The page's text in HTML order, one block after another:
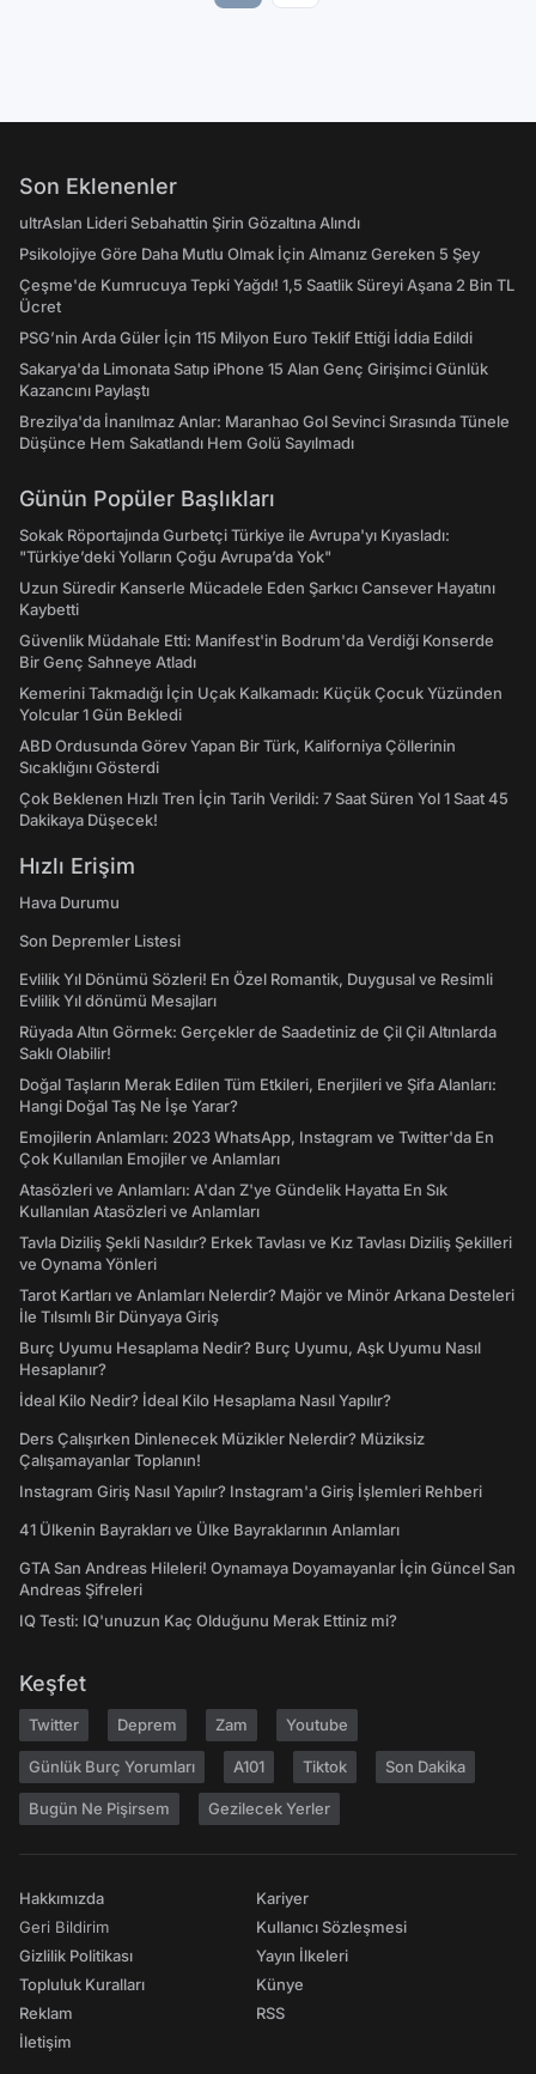
Son Eklenenler
ultrAslan Lideri Sebahattin Şirin Gözaltına Alındı
Psikolojiye Göre Daha Mutlu Olmak İçin Almanız Gereken 5 Şey
Çeşme'de Kumrucuya Tepki Yağdı! 1,5 Saatlik Süreyi Aşana 2 Bin TL
Ücret
PSG’nin Arda Güler İçin 115 Milyon Euro Teklif Ettiği İddia Edildi
Sakarya'da Limonata Satıp iPhone 15 Alan Genç Girişimci Günlük
Kazancını Paylaştı
Brezilya'da İnanılmaz Anlar: Maranhao Gol Sevinci Sırasında Tünele
Düşünce Hem Sakatlandı Hem Golü Sayılmadı
Günün Popüler Başlıkları
Sokak Röportajında Gurbetçi Türkiye ile Avrupa'yı Kıyasladı:
"Türkiye’deki Yolların Çoğu Avrupa’da Yok"
Uzun Süredir Kanserle Mücadele Eden Şarkıcı Cansever Hayatını
Kaybetti
Güvenlik Müdahale Etti: Manifest'in Bodrum'da Verdiği Konserde
Bir Genç Sahneye Atladı
Kemerini Takmadığı İçin Uçak Kalkamadı: Küçük Çocuk Yüzünden
Yolcular 1 Gün Bekledi
ABD Ordusunda Görev Yapan Bir Türk, Kaliforniya Çöllerinin
Sıcaklığını Gösterdi
Çok Beklenen Hızlı Tren İçin Tarih Verildi: 7 Saat Süren Yol 1 Saat 45
Dakikaya Düşecek!
Hızlı Erişim
Hava Durumu
Son Depremler Listesi
Evlilik Yıl Dönümü Sözleri! En Özel Romantik, Duygusal ve Resimli
Evlilik Yıl dönümü Mesajları
Rüyada Altın Görmek: Gerçekler de Saadetiniz de Çil Çil Altınlarda
Saklı Olabilir!
Doğal Taşların Merak Edilen Tüm Etkileri, Enerjileri ve Şifa Alanları:
Hangi Doğal Taş Ne İşe Yarar?
Emojilerin Anlamları: 2023 WhatsApp, Instagram ve Twitter'da En
Çok Kullanılan Emojiler ve Anlamları
Atasözleri ve Anlamları: A'dan Z'ye Gündelik Hayatta En Sık
Kullanılan Atasözleri ve Anlamları
Tavla Diziliş Şekli Nasıldır? Erkek Tavlası ve Kız Tavlası Diziliş Şekilleri
ve Oynama Yönleri
Tarot Kartları ve Anlamları Nelerdir? Majör ve Minör Arkana Desteleri
İle Tılsımlı Bir Dünyaya Giriş
Burç Uyumu Hesaplama Nedir? Burç Uyumu, Aşk Uyumu Nasıl
Hesaplanır?
İdeal Kilo Nedir? İdeal Kilo Hesaplama Nasıl Yapılır?
Ders Çalışırken Dinlenecek Müzikler Nelerdir? Müziksiz
Çalışamayanlar Toplanın!
Instagram Giriş Nasıl Yapılır? Instagram'a Giriş İşlemleri Rehberi
41 Ülkenin Bayrakları ve Ülke Bayraklarının Anlamları
GTA San Andreas Hileleri! Oynamaya Doyamayanlar İçin Güncel San
Andreas Şifreleri
IQ Testi: IQ'unuzun Kaç Olduğunu Merak Ettiniz mi?
Keşfet
Twitter Deprem Zam Youtube
Günlük Burç Yorumları A101 Tiktok Son Dakika
Bugün Ne Pişirsem Gezilecek Yerler
Hakkımızda
Geri Bildirim
Gizlilik Politikası
Topluluk Kuralları
Reklam
İletişim
Kariyer
Kullanıcı Sözleşmesi
Yayın İlkeleri
Künye
RSS